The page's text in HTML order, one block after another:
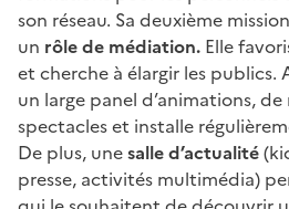
son réseau. Sa deuxième
un rôle de médiation. Elle
et cherche à élargir les publics.
un large panel d’animations,
spectacles et installe
De plus, unesalle d’actualité
presse, activités multimédia)